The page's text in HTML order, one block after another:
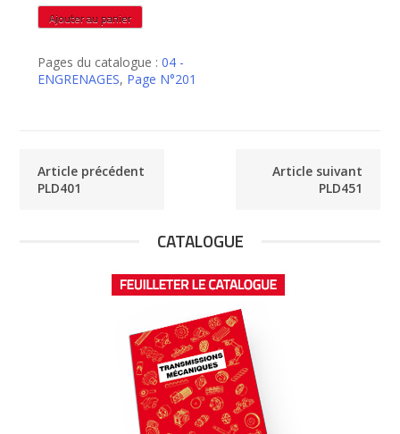
quantité
de
Ajouter au panier
Pages du catalogue :04 -
ENGRENAGES, Page N°201
Article précédent
PLD401
Article suivant
PLD451
CATALOGUE